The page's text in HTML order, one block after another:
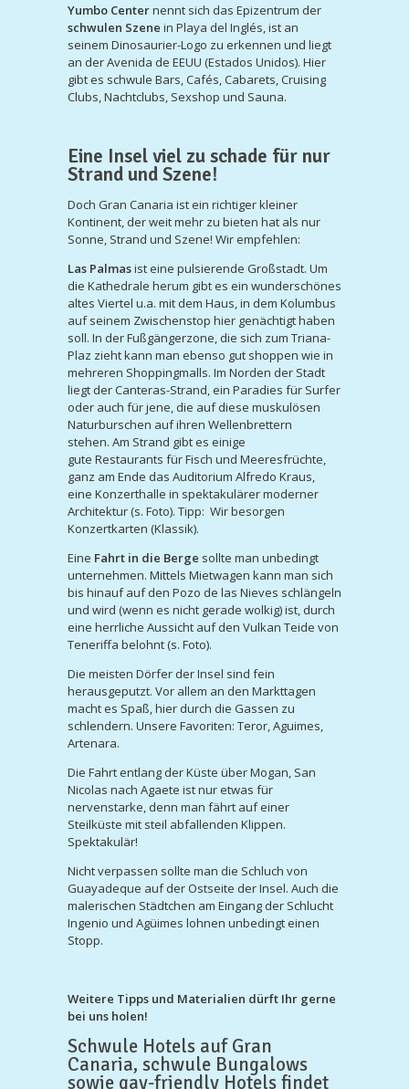
Yumbo Centernennt sich das Epizentrum der
schwulen Szene in Playa del Inglés, ist an
seinem Dinosaurier-Logo zu erkennen und liegt
an der Avenida de EEUU (Estados Unidos). Hier
gibt es schwule Bars, Cafés, Cabarets, Cruising
Clubs, Nachtclubs, Sexshop und Sauna.
Eine Insel viel zu schade für nur
Strand und Szene!
Doch Gran Canaria ist ein richtiger kleiner
Kontinent, der weit mehr zu bieten hat als nur
Sonne, Strand und Szene! Wir empfehlen:
Las Palmasist eine pulsierende Großstadt. Um
die Kathedrale herum gibt es ein wunderschönes
altes Viertel u.a. mit dem Haus, in dem Kolumbus
auf seinem Zwischenstop hier genächtigt haben
soll. In der Fußgängerzone, die sich zum Triana-
Plaz zieht kann man ebenso gut shoppen wie in
mehreren Shoppingmalls. Im Norden der Stadt
liegt der Canteras-Strand, ein Paradies für Surfer
oder auch für jene, die auf diese muskulösen
Naturburschen auf ihren Wellenbrettern
stehen. Am Strand gibt es einige
gute Restaurants für Fisch und Meeresfrüchte,
ganz am Ende das Auditorium Alfredo Kraus,
eine Konzerthalle in spektakulärer moderner
Architektur (s. Foto). Tipp: Wir besorgen
Konzertkarten (Klassik).
Eine Fahrt in die Berge sollte man unbedingt
unternehmen. Mittels Mietwagen kann man sich
bis hinauf auf den Pozo de las Nieves schlängeln
und wird (wenn es nicht gerade wolkig) ist, durch
eine herrliche Aussicht auf den Vulkan Teide von
Teneriffa belohnt (s. Foto).
Die meisten Dörfer der Insel sind fein
herausgeputzt. Vor allem an den Markttagen
macht es Spaß, hier durch die Gassen zu
schlendern. Unsere Favoriten: Teror, Aguimes,
Artenara.
Die Fahrt entlang der Küste über Mogan, San
Nicolas nach Agaete ist nur etwas für
nervenstarke, denn man fährt auf einer
Steilküste mit steil abfallenden Klippen.
Spektakulär!
Nicht verpassen sollte man die Schluch von
Guayadeque auf der Ostseite der Insel. Auch die
malerischen Städtchen am Eingang der Schlucht
Ingenio und Agüimes lohnen unbedingt einen
Stopp.
Weitere Tipps und Materialien dürft Ihr gerne
bei uns holen!
Schwule Hotels auf Gran
Canaria, schwule Bungalows
sowie gay-friendly Hotels findet